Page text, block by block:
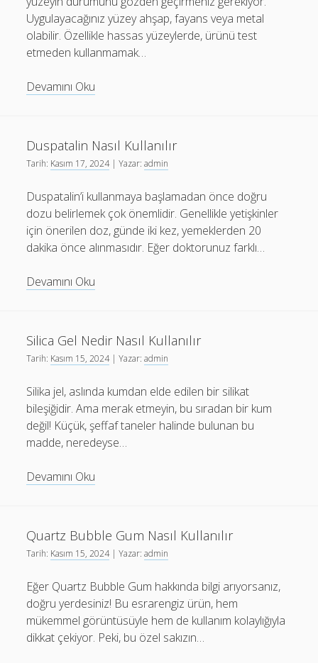
Uygulayacağınız yüzey ahşap, fayans veya metal
olabilir. Özellikle hassas yüzeylerde, ürünü test
etmeden kullanmamak…
Devamını Oku
Duspatalin Nasıl Kullanılır
Tarih: Kasım 17, 2024| Yazar:admin
Duspatalin’i kullanmaya başlamadan önce doğru
dozu belirlemek çok önemlidir. Genellikle yetişkinler
için önerilen doz, günde iki kez, yemeklerden 20
dakika önce alınmasıdır. Eğer doktorunuz farklı…
Devamını Oku
Silica Gel Nedir Nasıl Kullanılır
Tarih: Kasım 15, 2024| Yazar:admin
Silika jel, aslında kumdan elde edilen bir silikat
bileşiğidir. Ama merak etmeyin, bu sıradan bir kum
değil! Küçük, şeffaf taneler halinde bulunan bu
madde, neredeyse…
Devamını Oku
Nasıl
Kullanılır
Quartz Bubble Gum Nasıl Kullanılır
Tarih: Kasım 15, 2024| Yazar:admin
Eğer Quartz Bubble Gum hakkında bilgi arıyorsanız,
doğru yerdesiniz! Bu esrarengiz ürün, hem
mükemmel görüntüsüyle hem de kullanım kolaylığıyla
dikkat çekiyor. Peki, bu özel sakızın…